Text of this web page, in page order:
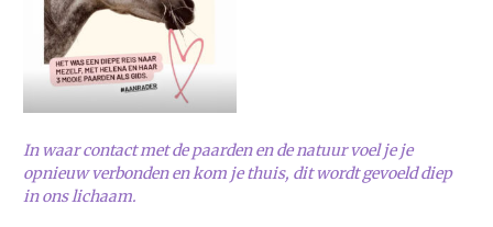
In waar contact met de paarden en de natuur voel je je
opnieuw verbonden en kom je thuis, dit wordt gevoeld diep
in ons lichaam.